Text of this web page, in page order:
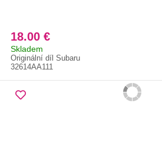
18.00 €
Skladem
Originální díl Subaru
32614AA111